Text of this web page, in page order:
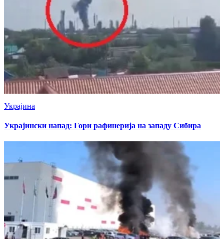
Украјина
Украјински напад: Гори рафинерија на западу Сибира